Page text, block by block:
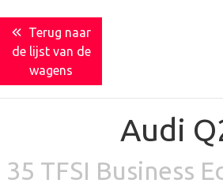
Terug naar
de lijst van de
wagens
Audi
35 TFSI Business